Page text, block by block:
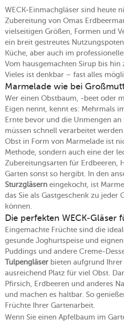
WECK-Einmachgläser sind heute
Zubereitung von Omas
vielseitigen Größen, Formen und
ein breit gestreutes
Küche, aber auch im
Vom hausgemachten Sirup bis hin
Vieles ist denkbar – fast alles
Marmelade wie bei
Wer einen Obstbaum, -beet oder
Eigen nennt, kennt es: Mehrmals
Ernte bevor und die Unmengen
müssen schnell verarbeitet
Obst in Form von Marmelade ist
Methode, sondern auch eine der
Zubereitungsarten für Erdbeeren,
Garten sonst so hergibt. In den
Sturzgläsern eingekocht, ist
das Sie als Gastgeschenk zu jeder
können.
Die perfekten WECK-Gläser
Eingemachte Früchte sind die
gesunde Joghurtspeise und
Puddings und andere Creme-
Tulpengläser bieten aufgrund
ausreichend Platz für viel Obst.
Pfirsich, Erdbeeren und anderes
und machen es haltbar. So
Früchte Ihrer Gartenarbeit.
Wenn Sie einen Apfelbaum im